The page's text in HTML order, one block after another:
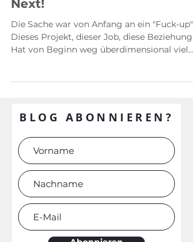
Next!
Die Sache war von Anfang an ein "Fuck-up".
Dieses Projekt, dieser Job, diese Beziehung...
Hat von Beginn weg überdimensional viel
BLOG ABONNIEREN?